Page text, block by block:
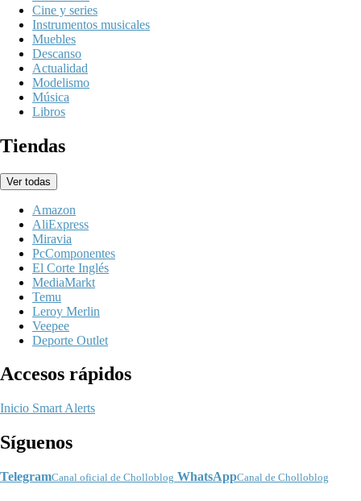
Cine y series
Instrumentos musicales
Muebles
Descanso
Actualidad
Modelismo
Música
Libros
Tiendas
Ver todas
Amazon
AliExpress
Miravia
PcComponentes
El Corte Inglés
MediaMarkt
Temu
Leroy Merlin
Veepee
Deporte Outlet
Accesos rápidos
Inicio Smart Alerts
Síguenos
TelegramCanal oficial de Cholloblog WhatsAppCanal de Cholloblog